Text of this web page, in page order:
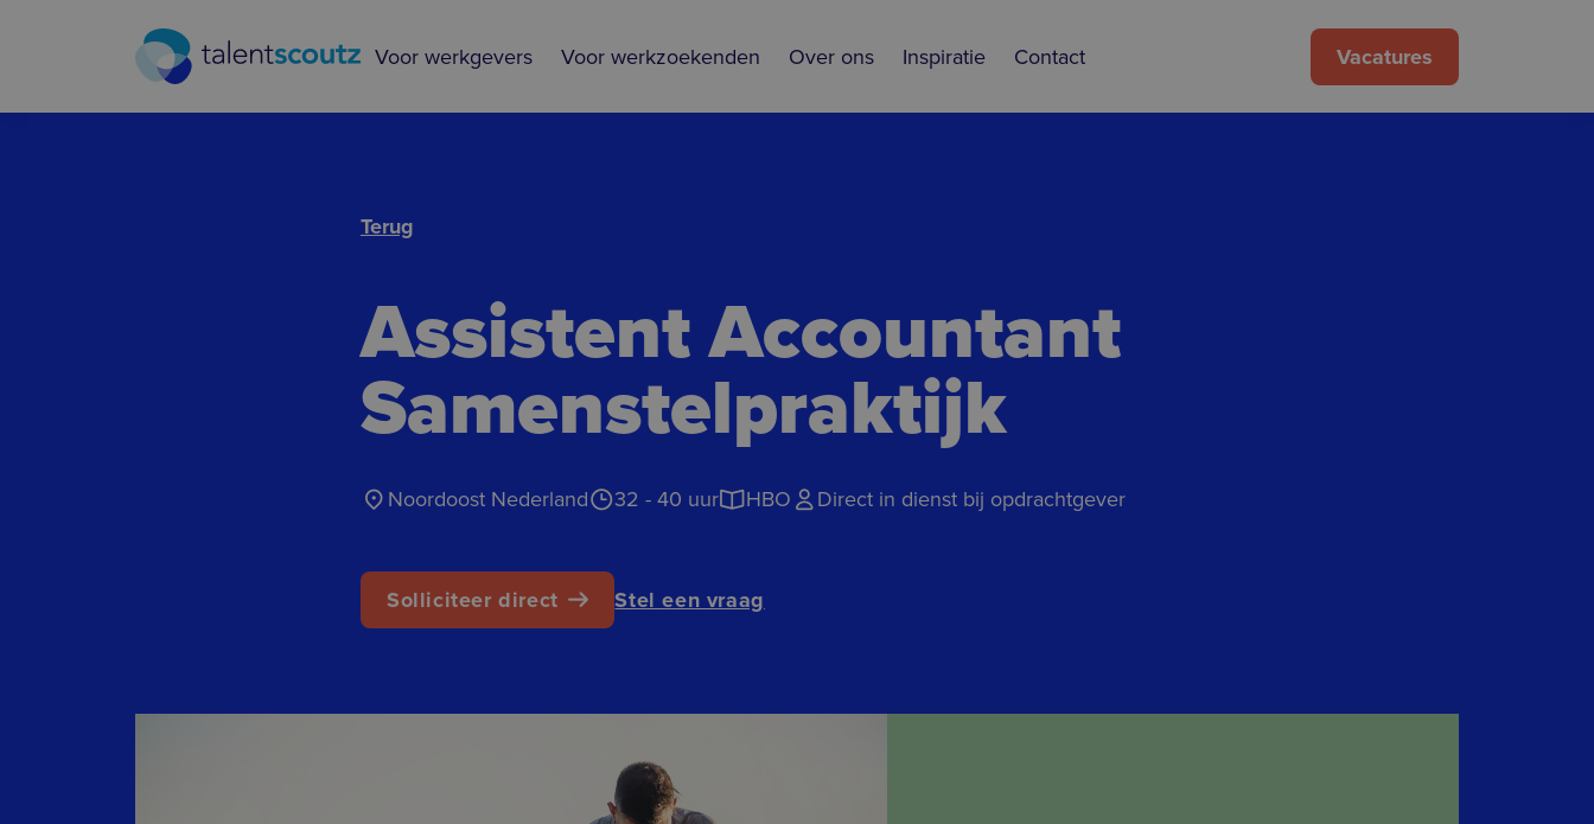
Voor werkgevers Voor werkzoekenden Over ons Inspiratie Contact Vacatures
Terug
Assistent Accountant
Samenstel­prak­tijk
Noordoost Nederland 32 - 40 uur HBO Direct in dienst bij opdrachtgever
Solliciteer direct Stel een vraag